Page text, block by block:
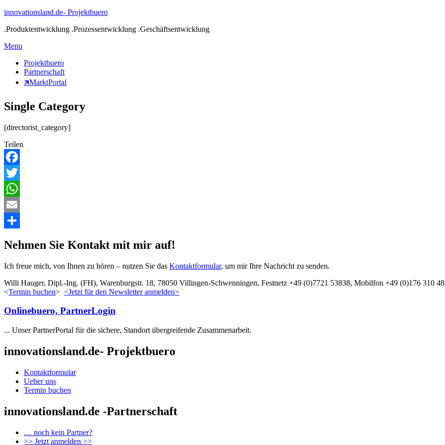
Skip
content
innovationsland.de- Projektbuero
.Produktentwicklung .Prozessentwicklung .Geschäftsentwicklung
Menu
Projektbuero
Partnerschaft
🡵MarktPortal
Single Category
[directorist_category]
Teilen
Facebook
Twitter
WhatsApp
Email
Nehmen Sie Kontakt mit mir auf!
Ich freue mich, von Ihnen zu hören – nutzen Sie das Kontaktformular, um mir Ihre Nachricht zu senden.
Willi Hauger, Dipl.-Ing. (FH), Warenburgstr. 18, 78050 Villingen-Schwenningen, Festnetz +49 (0)7721 53838, Mobilfon +49 (0)176 310
<Termin buchen> <Jetzt für den Newsletter anmelden>
Onlinebuero, PartnerLogin
... Unser PartnerPortal für die sichere, Standort übergreifende Zusammenarbeit.
innovationsland.de- Projektbuero
Kontaktformular
Ueber uns
Termin buchen
innovationsland.de -Partnerschaft
… noch kein Partner?
>> Jetzt anmelden >>